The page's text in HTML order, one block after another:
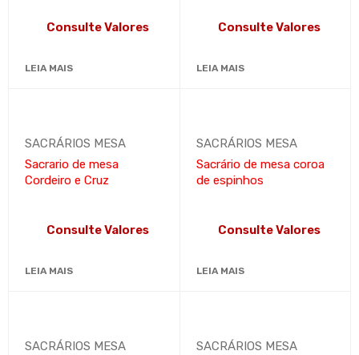
Consulte Valores
LEIA MAIS
Consulte Valores
LEIA MAIS
SACRÁRIOS MESA
Sacrario de mesa
Cordeiro e Cruz
Consulte Valores
LEIA MAIS
SACRÁRIOS MESA
Sacrário de mesa coroa
de espinhos
Consulte Valores
LEIA MAIS
SACRÁRIOS MESA
SACRÁRIOS MESA